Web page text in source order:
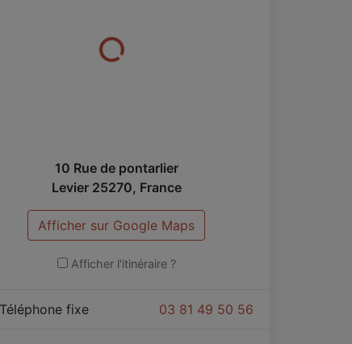
grand parking attenant est à votre
plaisir de vous accueillir prochainement
10 Rue de pontarlier
Levier 25270, France
Afficher sur Google Maps
Afficher l'itinéraire ?
03 81 49 50 56
Téléphone fixe